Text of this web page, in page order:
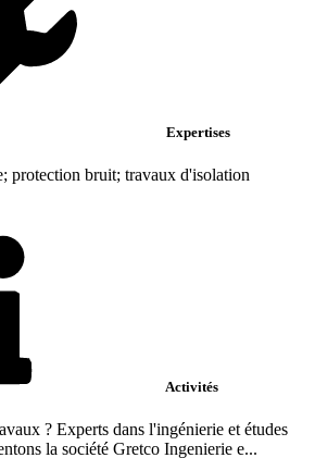
Expertises
protection bruit; travaux d'isolation
Activités
? Experts dans l'ingénierie et études
la société Gretco Ingenierie e...